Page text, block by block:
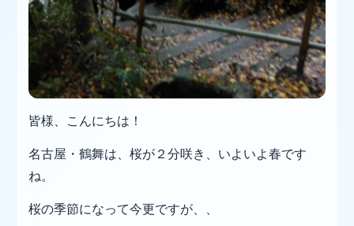
皆様、こんにちは！
名古屋・鶴舞は、桜が２分咲き、いよいよ春です
ね。
桜の季節になって今更ですが、、